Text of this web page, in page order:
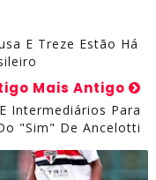
E Treze Estão Há
Mais Antigo
Intermediários Para
"sim" De Ancelotti